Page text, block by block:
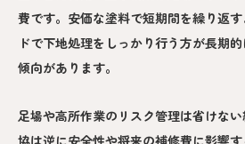
費です。安価な塗料で短期間を繰り返
ドで下地処理をしっかり行う方が長期
傾向があります。
足場や高所作業のリスク管理は省けな
協は逆に安全性や将来の補修費に影響す